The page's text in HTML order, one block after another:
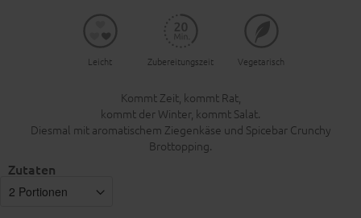
Leicht Zubereitungszeit Vegetarisch
Kommt Zeit, kommt Rat,
kommt der Winter, kommt Salat.
Diesmal mit aromatischem Ziegenkäse und Spicebar Crunchy
Brottopping.
Zutaten